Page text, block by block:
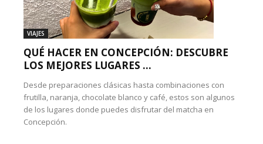
VIAJES
QUÉ HACER EN CONCEPCIÓN: DESCUBRE
LOS MEJORES LUGARES ...
Desde preparaciones clásicas hasta combinaciones con
frutilla, naranja, chocolate blanco y café, estos son algunos
de los lugares donde puedes disfrutar del matcha en
Concepción.